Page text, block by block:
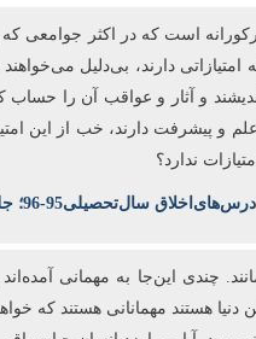
است که در اکثر جوامعی
دارند، بی‌دلیل می‌خواهند
و آثار و عواقب آن را
پیشرفت دارند، خب از این
ندارد؟
درس‌های‌اخلاق سال‌تحصیلی‌95-96؛ جلسه پانزدهم: ریشه‌یابی فسادهای اجتماعی
چندی این‌‌جا به مهمانی
دنیا هستند مهمانانی هستند